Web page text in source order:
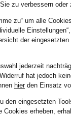
zu verbessern oder
zu“ um alle
der
jederzeit
hat jedoch
hierden Einsatz
den eingesetzten
Cookies erheben,